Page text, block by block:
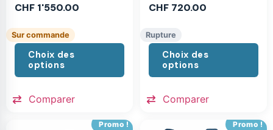
CHF 1'550.00
Sur commande
Choix des
options
Comparer
CHF 720.00
Rupture
Choix des
options
Comparer
Promo ! Promo !